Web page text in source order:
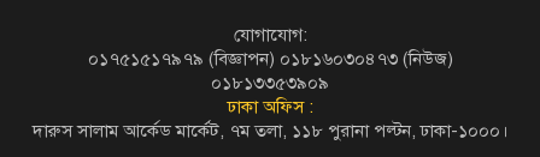
যোগাযোগ:
০১৭৫১৫১৭৯৭৯ (বিজ্ঞাপন) ০১৮১৬০৩০৪৭৩ (নিউজ)
০১৮১৩৩৫৩৯০৯
ঢাকা অফিস :
দারুস সালাম আর্কেড মার্কেট, ৭ম তলা, ১১৮ পুরানা পল্টন, ঢাকা-১০০০।